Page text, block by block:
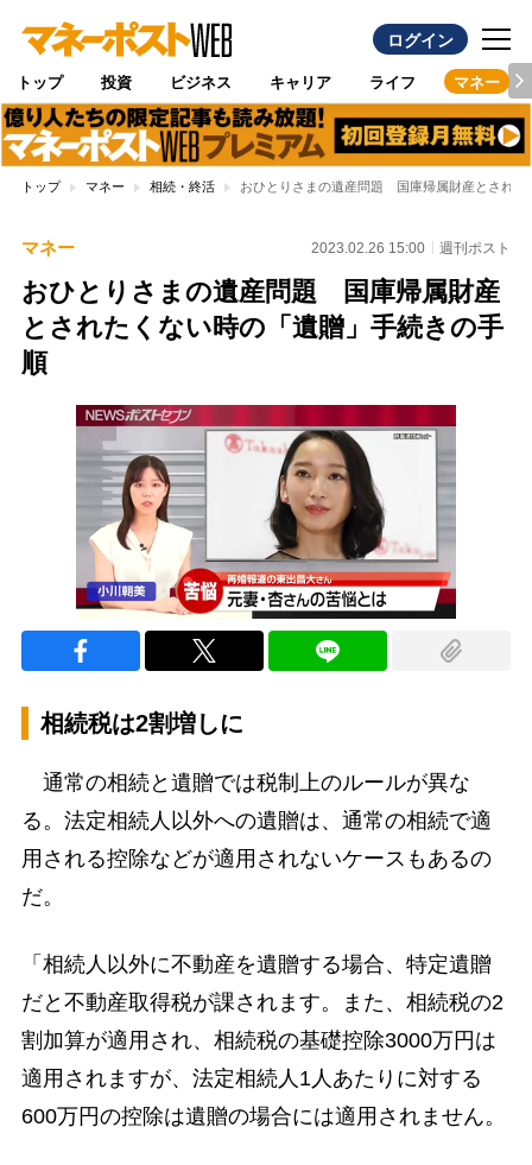
ログイン
トップ 投資 ビジネス キャリア ライフ マネー
トップ マネー 相続・終活 おひとりさまの遺産問題 国庫帰属財産とされた
マネー 2023.02.26 15:00 週刊ポスト
おひとりさまの遺産問題 国庫帰属財産
とされたくない時の「遺贈」手続きの手
順
相続税は2割増しに
通常の相続と遺贈では税制上のルールが異な
る。法定相続人以外への遺贈は、通常の相続で適
用される控除などが適用されないケースもあるの
だ。
「相続人以外に不動産を遺贈する場合、特定遺贈
だと不動産取得税が課されます。また、相続税の2
割加算が適用され、相続税の基礎控除3000万円は
適用されますが、法定相続人1人あたりに対する
600万円の控除は遺贈の場合には適用されません。